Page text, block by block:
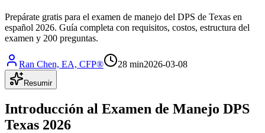
Prepárate gratis para el examen de manejo del DPS de Texas en
español 2026. Guía completa con requisitos, costos, estructura del
examen y 200 preguntas.
Ran Chen, EA, CFP® 28 min2026-03-08
Resumir
Introducción al Examen de Manejo DPS
Texas 2026